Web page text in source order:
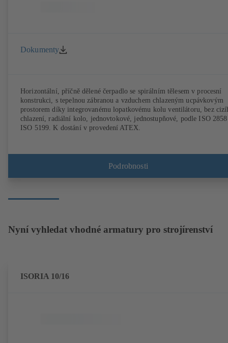
Dokumenty
Horizontální, příčně dělené čerpadlo se spirálním tělesem v procesní
konstrukci, s tepelnou zábranou a vzduchem chlazeným ucpávkovým
prostorem díky integrovanému lopatkovému kolu ventilátoru, bez
chlazení, radiální kolo, jednovtokové, jednostupňové, podle ISO
ISO 5199. K dostání v provedení ATEX.
Podrobnosti
Nyní vyhledat vhodné armatury pro strojírenství
ISORIA 10/16